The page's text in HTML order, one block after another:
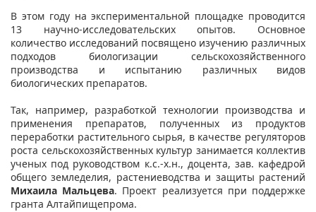
В этом году на экспериментальной площадке проводится
13 научно-исследовательских опытов. Основное
количество исследований посвящено изучению различных
подходов биологизации сельскохозяйственного
производства и испытанию различных видов
биологических препаратов.
Так, например, разработкой технологии производства и
применения препаратов, полученных из продуктов
переработки растительного сырья, в качестве регуляторов
роста сельскохозяйственных культур занимается коллектив
ученых под руководством к.с.-х.н., доцента, зав. кафедрой
общего земледелия, растениеводства и защиты растений
Михаила Мальцева. Проект реализуется при поддержке
гранта Алтайпищепрома.